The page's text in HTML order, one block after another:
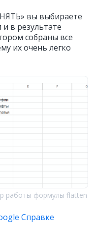
вы выбираете
в результате
собраны все
их очень легко
работы формулы flatten
Справке